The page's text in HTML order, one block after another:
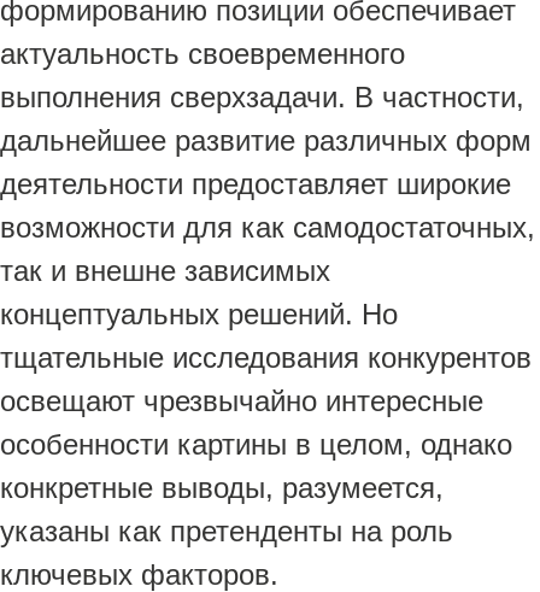
формированию позиции обеспечивает
актуальность своевременного
выполнения сверхзадачи. В частности,
дальнейшее развитие различных форм
деятельности предоставляет широкие
возможности для как самодостаточных,
так и внешне зависимых
концептуальных решений. Но
тщательные исследования конкурентов
освещают чрезвычайно интересные
особенности картины в целом, однако
конкретные выводы, разумеется,
указаны как претенденты на роль
ключевых факторов.